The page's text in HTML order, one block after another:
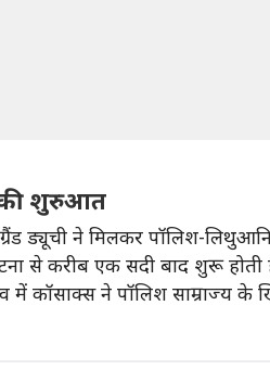
की शुरुआत
ड्यूची ने मिलकर पॉलिश-
से करीब एक सदी बाद शुरू होती
कॉसाक्स ने पॉलिश साम्राज्य के